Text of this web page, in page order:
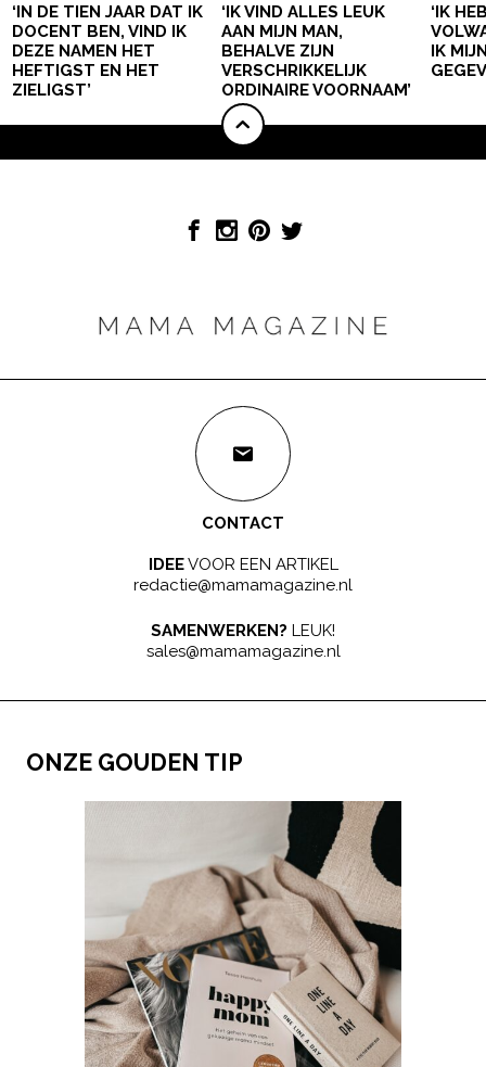
‘IN DE TIEN JAAR DAT IK
DOCENT BEN, VIND IK
DEZE NAMEN HET
HEFTIGST EN HET
ZIELIGST’
‘IK VIND ALLES LEUK
AAN MIJN MAN,
BEHALVE ZIJN
VERSCHRIKKELIJK
ORDINAIRE VOORNAAM’
‘IK
IK
CONTACT
IDEEVOOR EEN ARTIKEL
redactie@mamamagazine.nl
SAMENWERKEN? LEUK!
sales@mamamagazine.nl
ONZE GOUDEN TIP